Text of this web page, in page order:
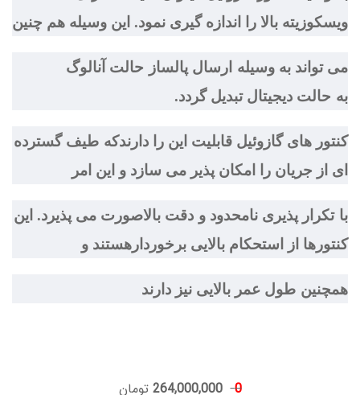
ويسكوزيته بالا را اندازه گیری نمود. این وسیله هم چنین
می تواند به وسیله ارسال پالساز حالت آنالوگ
به حالت ديجيتال تبدیل گردد.
کنتور های گازوئیل قابلیت این را دارندکه طيف گسترده
ای از جريان را امکان پذیر می سازد و این امر
با تكرار پذيری نامحدود و دقت بالاصورت می پذیرد. این
کنتورها از استحکام بالایی برخوردارهستند و
همچنین طول عمر بالایی نیز دارند
0
264,000,000 تومان